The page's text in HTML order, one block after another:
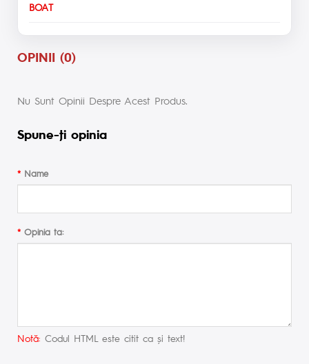
BOAT
OPINII (0)
Nu Sunt Opinii Despre Acest Produs.
Spune-ţi opinia
Name
Opinia ta:
Notă: Codul HTML este citit ca şi text!